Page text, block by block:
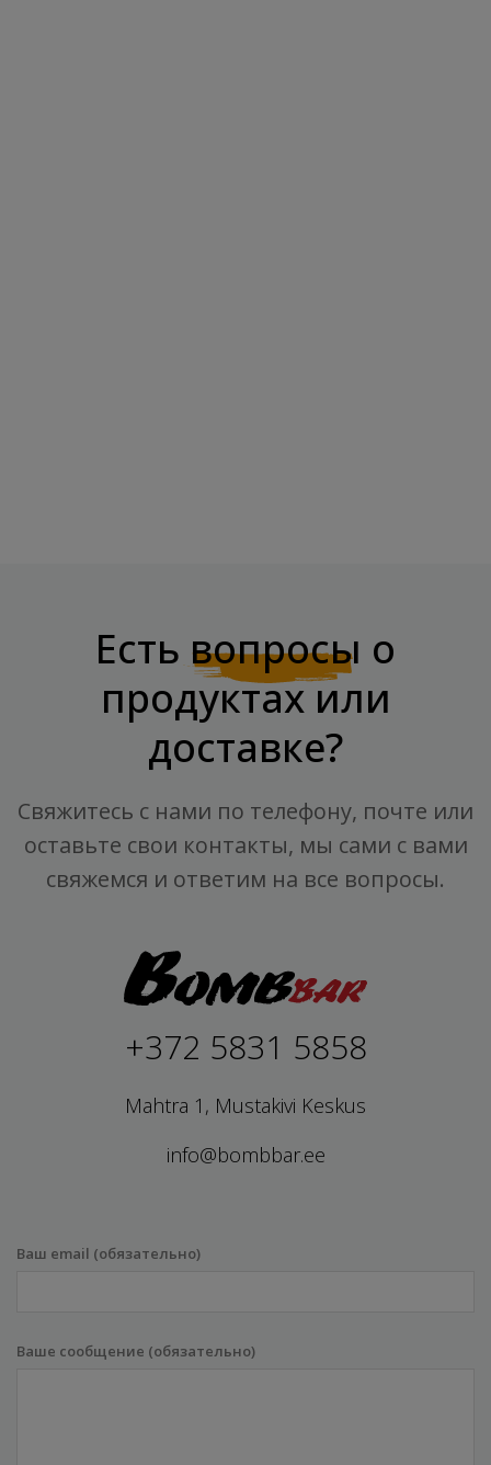
Есть вопросы о
продуктах или
доставке?
Свяжитесь с нами по телефону, почте или
оставьте свои контакты, мы сами с вами
свяжемся и ответим на все вопросы.
+372 5831 5858
Mahtra 1, Mustakivi Keskus
info@bombbar.ee
Ваш email (обязательно)
Ваше сообщение (обязательно)